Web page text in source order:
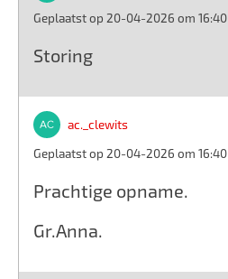
Geplaatst op 20-04-2026 om 16:40
Storing
ac._clewits
Geplaatst op 20-04-2026 om 16:40
Prachtige opname.
Gr.Anna.